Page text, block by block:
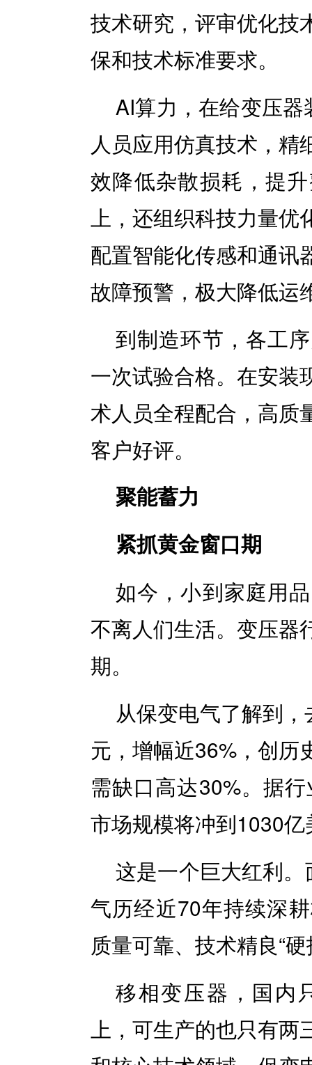
技术研究，评审优化技
保和技术标准要求。
AI算力，在给变压器
人员应用仿真技术，
效降低杂散损耗，提
上，还组织科技力量
配置智能化传感和通讯
故障预警，极大降低运
到制造环节，各工
一次试验合格。在安装
术人员全程配合，高质
客户好评。
聚能蓄力
紧抓黄金窗口期
如今，小到家庭用
不离人们生活。变压器
期。
从保变电气了解到
元，增幅近36%，创历
需缺口高达30%。据
市场规模将冲到1030亿
这是一个巨大红利。
气历经近70年持续深
质量可靠、技术精良“硬
移相变压器，国内
上，可生产的也只有